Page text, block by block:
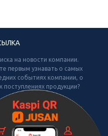
на новости компании.
первым узнавать о самых
событиях компании, о
поступлениях продукции?
рубрик для подписки.